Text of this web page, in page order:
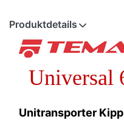
Produktdetails
Universal
Unitransporter